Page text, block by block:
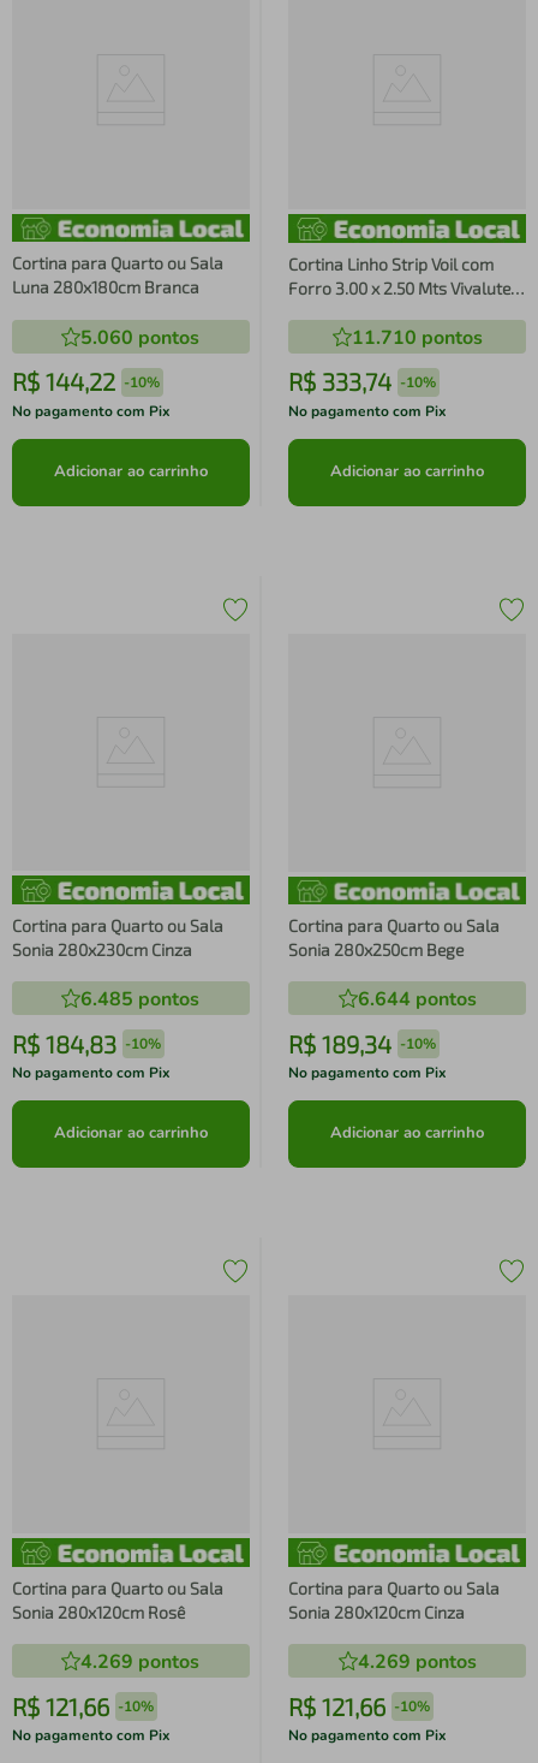
Cortina para Quarto ou Sala
Luna 280x180cm Branca
5.060 pontos
R$ 144,22 -10%
No pagamento com Pix
Adicionar ao carrinho
Cortina Linho Strip Voil com
Forro 3.00 x 2.50 Mts Vivalutex
11.710 pontos
R$ 333,74 -10%
No pagamento com Pix
Adicionar ao carrinho
Cortina para Quarto ou Sala
Sonia 280x230cm Cinza
6.485 pontos
R$ 184,83 -10%
No pagamento com Pix
Adicionar ao carrinho
Cortina para Quarto ou Sala
Sonia 280x250cm Bege
6.644 pontos
R$ 189,34 -10%
No pagamento com Pix
Adicionar ao carrinho
Cortina para Quarto ou Sala
Sonia 280x120cm Rosê
4.269 pontos
R$ 121,66 -10%
No pagamento com Pix
Cortina para Quarto ou Sala
Sonia 280x120cm Cinza
4.269 pontos
R$ 121,66 -10%
No pagamento com Pix